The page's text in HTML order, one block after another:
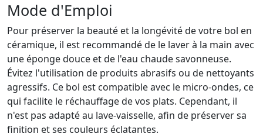
Mode d'Emploi
Pour préserver la beauté et la longévité de votre bol en
céramique, il est recommandé de le laver à la main avec
une éponge douce et de l'eau chaude savonneuse.
Évitez l'utilisation de produits abrasifs ou de nettoyants
agressifs. Ce bol est compatible avec le micro-ondes, ce
qui facilite le réchauffage de vos plats. Cependant, il
n'est pas adapté au lave-vaisselle, afin de préserver sa
finition et ses couleurs éclatantes.